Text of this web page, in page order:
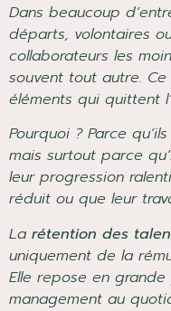
Dans beaucoup
départs, volontaires
collaborateurs les
souvent tout autre.
éléments qui quittent
Pourquoi ? Parce
mais surtout parce
leur progression
réduit ou que leur
La rétention des
uniquement de la
Elle repose en
management au